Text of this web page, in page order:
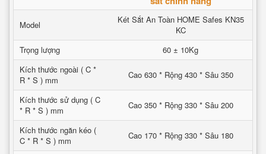
Model
Két Sắt An Toàn HOME Safes KN35
KC
Trọng lượng
60 ± 10Kg
Kích thước ngoài ( C *
R * S ) mm
Cao 630 * Rộng 430 * Sâu 350
Kích thước sử dụng ( C
* R * S ) mm
Cao 350 * Rộng 330 * Sâu 200
Kích thước ngăn kéo (
C * R * S ) mm
Cao 170 * Rộng 330 * Sâu 180